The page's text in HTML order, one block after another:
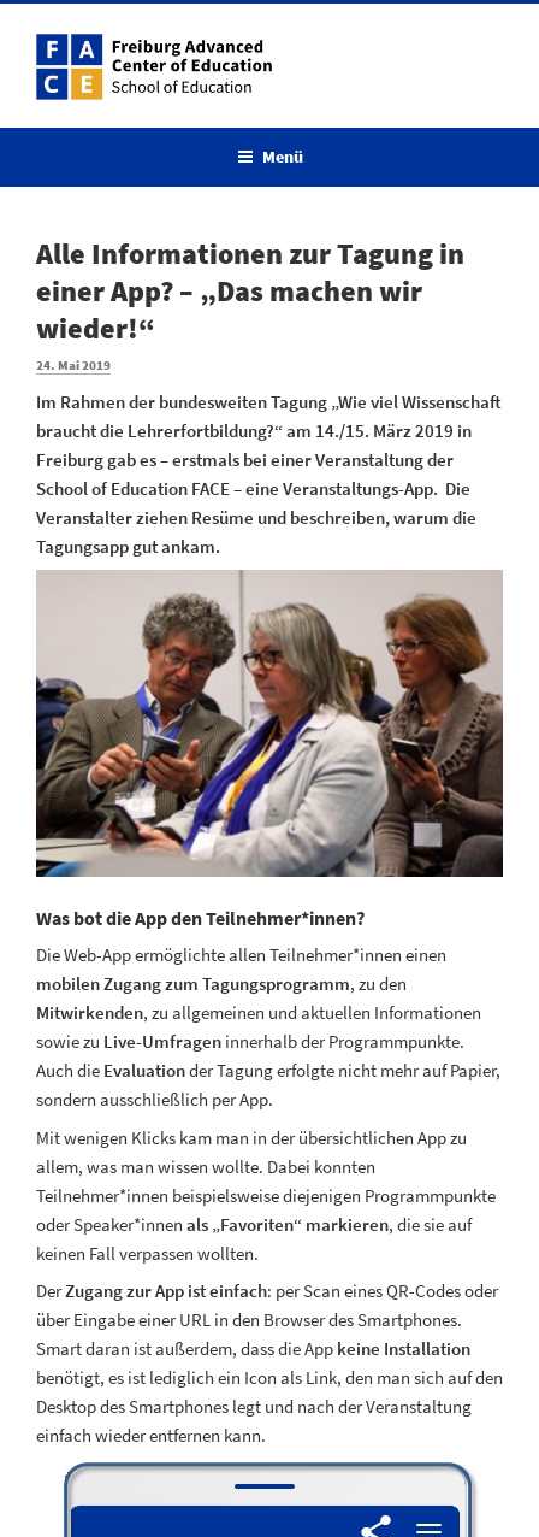
Menü
Alle Informationen zur Tagung in
einer App? – „Das machen wir
wieder!“
24. Mai 2019
Im Rahmen der bundesweiten Tagung „Wie viel Wissenschaft
braucht die Lehrerfortbildung?“ am 14./15. März 2019 in
Freiburg gab es – erstmals bei einer Veranstaltung der
School of Education FACE – eine Veranstaltungs-App. Die
Veranstalter ziehen Resüme und beschreiben, warum die
Tagungsapp gut ankam.
Was bot die App den Teilnehmer*innen?
Die Web-App ermöglichte allen Teilnehmer*innen einen
mobilen Zugang zum Tagungsprogramm, zu den
Mitwirkenden, zu allgemeinen und aktuellen Informationen
sowie zu Live-Umfragen innerhalb der Programmpunkte.
Auch die Evaluationder Tagung erfolgte nicht mehr auf Papier,
sondern ausschließlich per App.
Mit wenigen Klicks kam man in der übersichtlichen App zu
allem, was man wissen wollte. Dabei konnten
Teilnehmer*innen beispielsweise diejenigen Programmpunkte
oder Speaker*innen als „Favoriten“ markieren, die sie auf
keinen Fall verpassen wollten.
DerZugang zur App ist einfach: per Scan eines QR-Codes oder
über Eingabe einer URL in den Browser des Smartphones.
Smart daran ist außerdem, dass die App keine Installation
benötigt, es ist lediglich ein Icon als Link, den man sich auf den
Desktop des Smartphones legt und nach der Veranstaltung
einfach wieder entfernen kann.